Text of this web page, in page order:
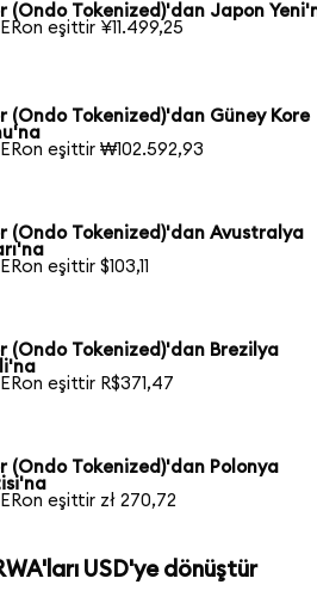
(Ondo Tokenized)'dan Japon
eşittir ¥11.499,25
(Ondo Tokenized)'dan Güney Kore
eşittir ₩102.592,93
(Ondo Tokenized)'dan Avustralya
eşittir $103,11
(Ondo Tokenized)'dan Brezilya
eşittir R$371,47
(Ondo Tokenized)'dan Polonya
eşittir zł 270,72
USD'ye dönüştür